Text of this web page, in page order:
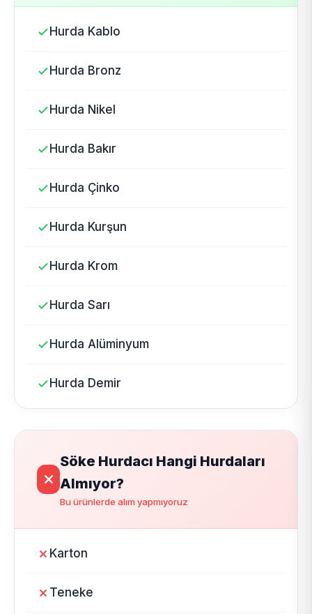
Hurda Kablo
Hurda Bronz
Hurda Nikel
Hurda Bakır
Hurda Çinko
Hurda Kurşun
Hurda Krom
Hurda Sarı
Hurda Alüminyum
Hurda Demir
Söke Hurdacı Hangi Hurdaları
Almıyor?
Bu ürünlerde alım yapmıyoruz
Karton
Teneke